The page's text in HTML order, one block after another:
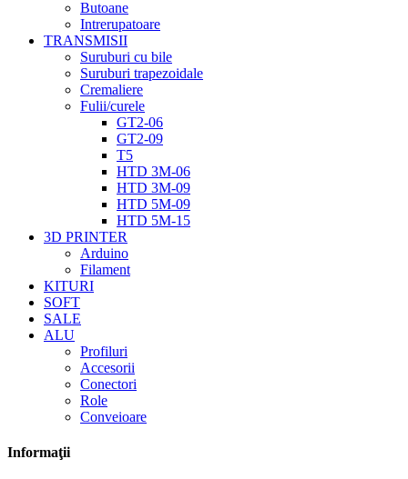
Butoane
Intrerupatoare
TRANSMISII
Suruburi cu bile
Suruburi trapezoidale
Cremaliere
Fulii/curele
GT2-06
GT2-09
T5
HTD 3M-06
HTD 3M-09
HTD 5M-09
HTD 5M-15
3D PRINTER
Arduino
Filament
KITURI
SOFT
SALE
ALU
Profiluri
Accesorii
Conectori
Role
Conveioare
Informaţii